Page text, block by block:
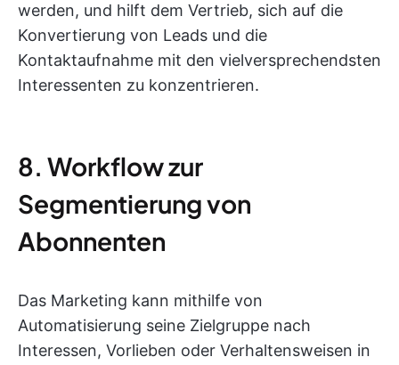
werden, und hilft dem Vertrieb, sich auf die
Konvertierung von Leads und die
Kontaktaufnahme mit den vielversprechendsten
Interessenten zu konzentrieren.
8. Workflow zur
Segmentierung von
Abonnenten
Das Marketing kann mithilfe von
Automatisierung seine Zielgruppe nach
Interessen, Vorlieben oder Verhaltensweisen in